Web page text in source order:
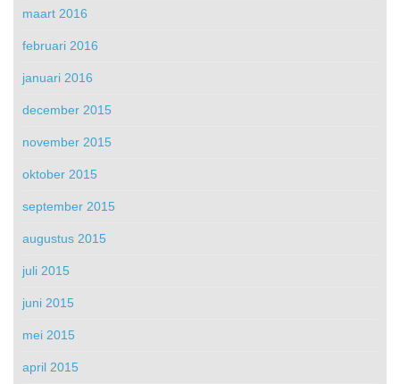
maart 2016
februari 2016
januari 2016
december 2015
november 2015
oktober 2015
september 2015
augustus 2015
juli 2015
juni 2015
mei 2015
april 2015